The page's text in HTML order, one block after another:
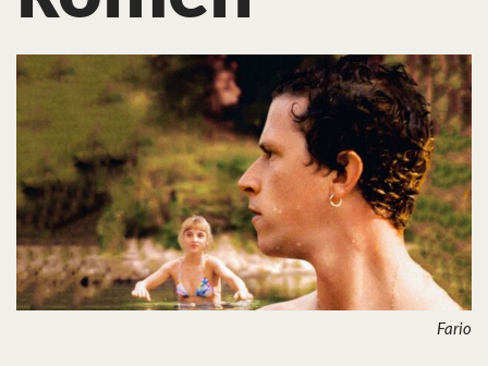
Fario